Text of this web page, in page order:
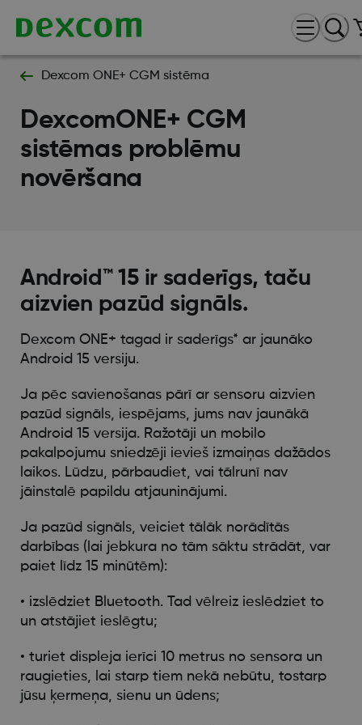
Dexcom ONE+ CGM sistēma
DexcomONE+ CGM
sistēmas problēmu
novēršana
Android™ 15 ir saderīgs, taču
aizvien pazūd signāls.
Dexcom ONE+ tagad ir saderīgs* ar jaunāko
Android 15 versiju.
Ja pēc savienošanas pārī ar sensoru aizvien
pazūd signāls, iespējams, jums nav jaunākā
Android 15 versija. Ražotāji un mobilo
pakalpojumu sniedzēji ievieš izmaiņas dažādos
laikos. Lūdzu, pārbaudiet, vai tālrunī nav
jāinstalē papildu atjauninājumi.
Ja pazūd signāls, veiciet tālāk norādītās
darbības (lai jebkura no tām sāktu strādāt, var
paiet līdz 15 minūtēm):
• izslēdziet Bluetooth. Tad vēlreiz ieslēdziet to
un atstājiet ieslēgtu;
• turiet displeja ierīci 10 metrus no sensora un
raugieties, lai starp tiem nekā nebūtu, tostarp
jūsu ķermeņa, sienu un ūdens;